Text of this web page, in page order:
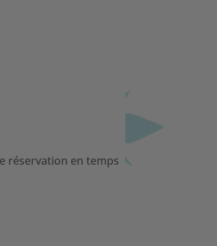
réservation en temps